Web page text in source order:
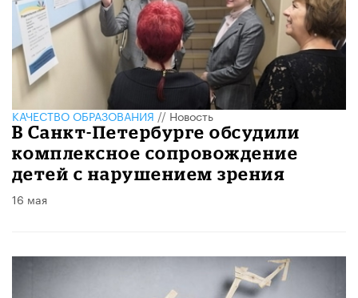
КАЧЕСТВО ОБРАЗОВАНИЯ//Новость
В Санкт-Петербурге обсудили
комплексное сопровождение
детей с нарушением зрения
16 мая